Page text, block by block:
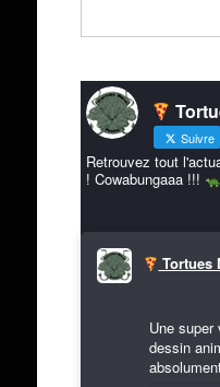
Suivre
Retrouvez tout
! Cowabungaaa !!!
Tortues
Une
dessin